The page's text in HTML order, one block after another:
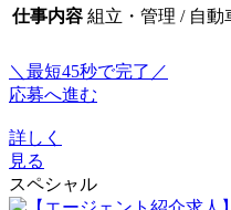
仕事内容 組立・管理 / 自動
＼最短45秒で完了／
応募へ進む
詳しく
見る
スペシャル